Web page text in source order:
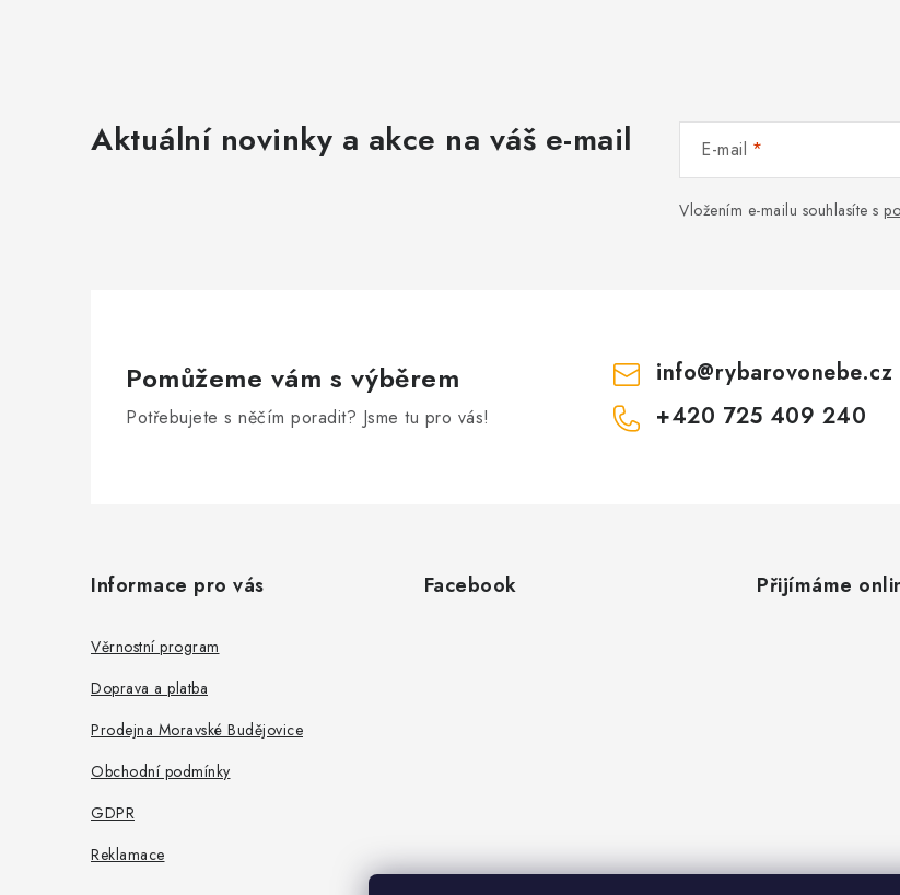
Aktuální novinky a akce na váš e-mail E-mail
Vložením e-mailu souhlasíte s
Pomůžeme vám s výběrem
Potřebujete s něčím poradit? Jsme tu pro vás!
info@rybarovonebe.cz
+420 725 409 240
Informace pro vás
Věrnostní program
Doprava a platba
Prodejna Moravské Budějovice
Obchodní podmínky
GDPR
Reklamace
Facebook Přijímáme